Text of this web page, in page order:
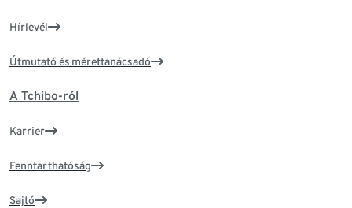
Hírlevél
Útmutató és mérettanácsadó
A Tchibo-ról
Karrier
Fenntarthatóság
Sajtó